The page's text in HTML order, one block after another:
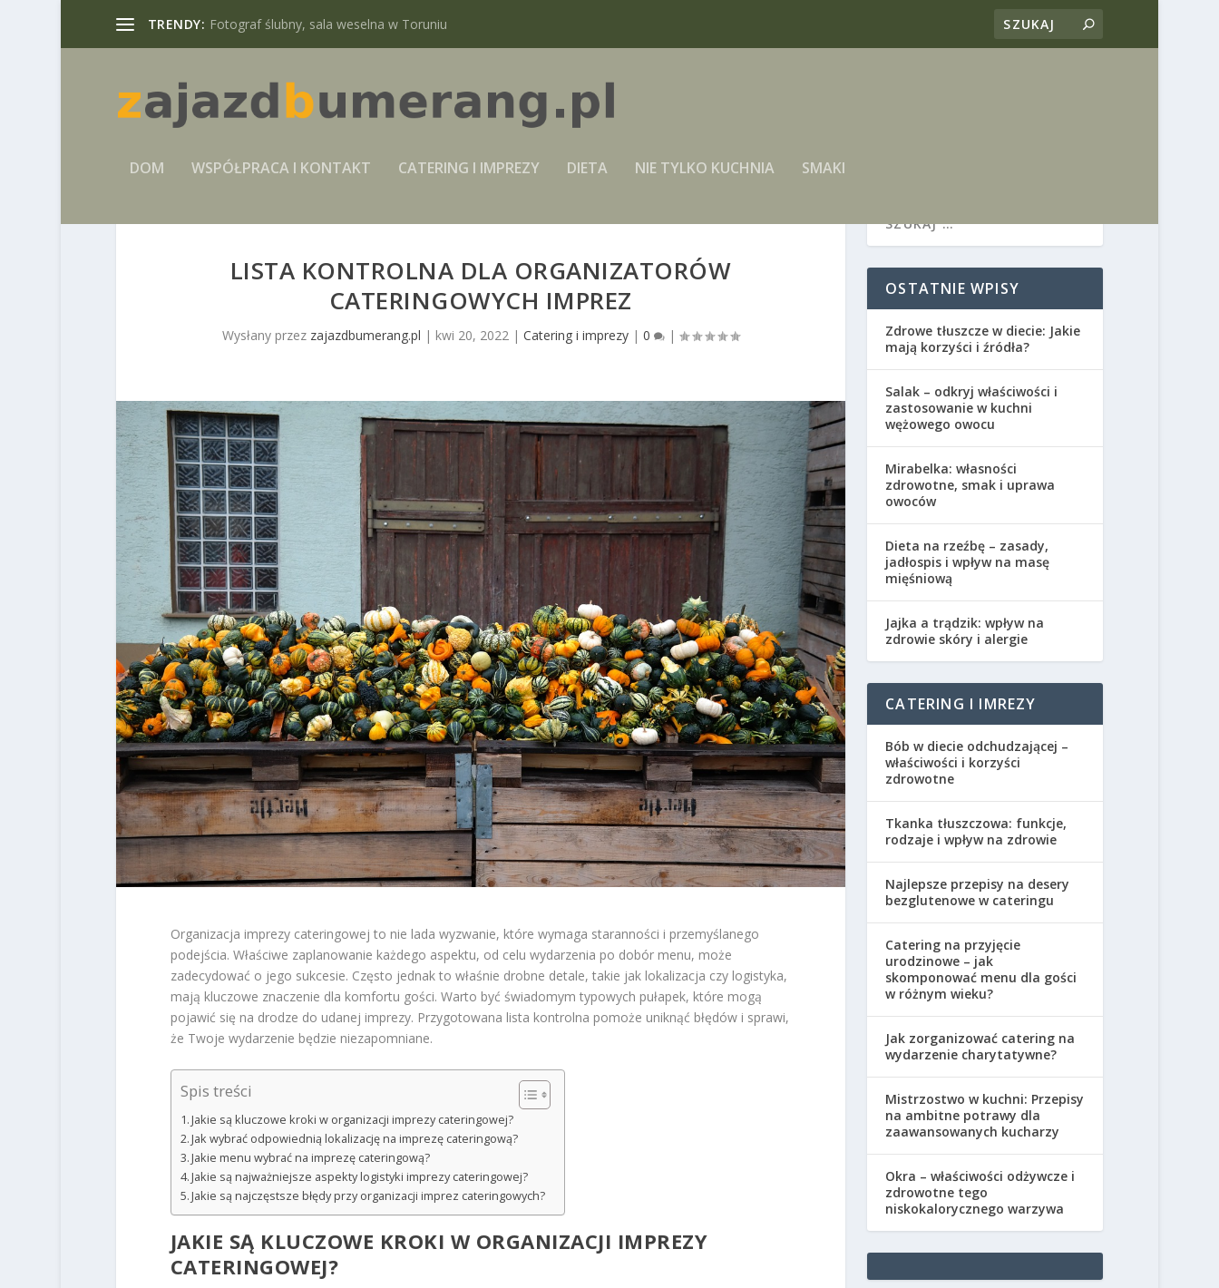
TRENDY: Fotograf ślubny, sala weselna w Toruniu
DOM WSPÓŁPRACA I KONTAKT CATERING I IMPREZY DIETA NIE TYLKO KUCHNIA SMAKI
LISTA KONTROLNA DLA ORGANIZATORÓW
CATERINGOWYCH IMPREZ
Wysłany przez zajazdbumerang.pl | kwi 20, 2022| Catering i imprezy| 0 |
Organizacja imprezy cateringowej to nie lada wyzwanie, które wymaga staranności i przemyślanego
podejścia. Właściwe zaplanowanie każdego aspektu, od celu wydarzenia po dobór menu, może
zadecydować o jego sukcesie. Często jednak to właśnie drobne detale, takie jak lokalizacja czy logistyka,
mają kluczowe znaczenie dla komfortu gości. Warto być świadomym typowych pułapek, które mogą
pojawić się na drodze do udanej imprezy. Przygotowana lista kontrolna pomoże uniknąć błędów i sprawi,
że Twoje wydarzenie będzie niezapomniane.
Spis treści
Jakie są kluczowe kroki w organizacji imprezy cateringowej?
Jak wybrać odpowiednią lokalizację na imprezę cateringową?
Jakie menu wybrać na imprezę cateringową?
Jakie są najważniejsze aspekty logistyki imprezy cateringowej?
Jakie są najczęstsze błędy przy organizacji imprez cateringowych?
JAKIE SĄ KLUCZOWE KROKI W ORGANIZACJI IMPREZY
CATERINGOWEJ?
OSTATNIE WPISY
Zdrowe tłuszcze w diecie: Jakie
mają korzyści i źródła?
Salak – odkryj właściwości i
zastosowanie w kuchni
wężowego owocu
Mirabelka: własności
zdrowotne, smak i uprawa
owoców
Dieta na rzeźbę – zasady,
jadłospis i wpływ na masę
mięśniową
Jajka a trądzik: wpływ na
zdrowie skóry i alergie
CATERING I IMREZY
Bób w diecie odchudzającej –
właściwości i korzyści
zdrowotne
Tkanka tłuszczowa: funkcje,
rodzaje i wpływ na zdrowie
Najlepsze przepisy na desery
bezglutenowe w cateringu
Catering na przyjęcie
urodzinowe – jak
skomponować menu dla gości
w różnym wieku?
Jak zorganizować catering na
wydarzenie charytatywne?
Mistrzostwo w kuchni: Przepisy
na ambitne potrawy dla
zaawansowanych kucharzy
Okra – właściwości odżywcze i
zdrowotne tego
niskokalorycznego warzywa